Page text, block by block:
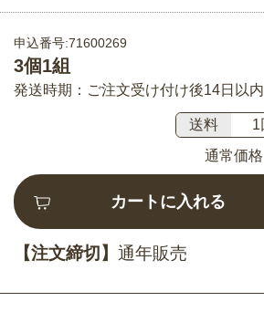
申込番号:71600269
3個1組
発送時期：ご注文受け付け後14日以内
送料 1
通常価格
カートに入れる
【注文締切】 通年販売